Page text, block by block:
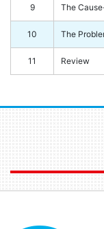
9 The
10 The
11 Review